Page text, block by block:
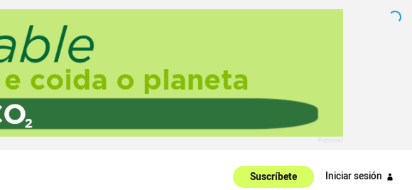
Suscríbete Iniciar sesión